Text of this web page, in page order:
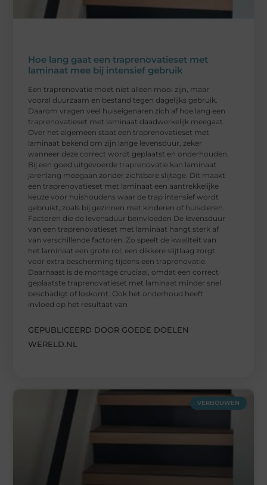
Hoe lang gaat een traprenovatieset met
laminaat mee bij intensief gebruik
Een traprenovatie moet niet alleen mooi zijn, maar
vooral duurzaam en bestand tegen dagelijks gebruik.
Daarom vragen veel huiseigenaren zich af hoe lang een
traprenovatieset met laminaat daadwerkelijk meegaat.
Over het algemeen staat een traprenovatieset met
laminaat bekend om zijn lange levensduur, zeker
wanneer deze correct wordt geplaatst en onderhouden.
Bij een goed uitgevoerde traprenovatie kan laminaat
jarenlang meegaan zonder zichtbare slijtage. Dit maakt
een traprenovatieset met laminaat een aantrekkelijke
keuze voor huishoudens waar de trap intensief wordt
gebruikt, zoals bij gezinnen met kinderen of huisdieren.
Factoren die de levensduur beïnvloeden De levensduur
van een traprenovatieset met laminaat hangt sterk af
van verschillende factoren. Zo speelt de kwaliteit van
het laminaat een grote rol; een dikkere slijtlaag zorgt
voor extra bescherming tijdens een traprenovatie.
Daarnaast is de montage cruciaal, omdat een correct
geplaatste traprenovatieset met laminaat minder snel
beschadigt of loskomt. Ook het onderhoud heeft
invloed op het resultaat van
GEPUBLICEERD DOOR GOEDE DOELEN
WERELD.NL
VERBOUWEN